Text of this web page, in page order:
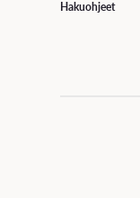
Hakuohjeet